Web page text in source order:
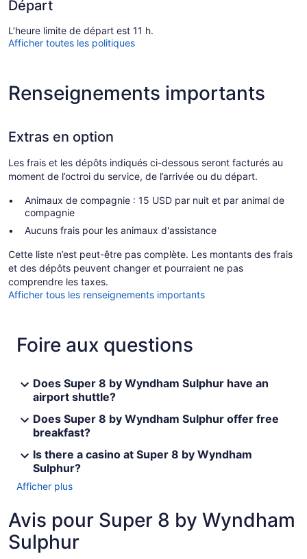
Départ
L’heure limite de départ est 11 h.
Afficher toutes les politiques
Renseignements importants
Extras en option
Les frais et les dépôts indiqués ci-dessous seront facturés au
moment de l’octroi du service, de l’arrivée ou du départ.
Animaux de compagnie : 15 USD par nuit et par animal de
compagnie
Aucuns frais pour les animaux d'assistance
Cette liste n’est peut-être pas complète. Les montants des frais
et des dépôts peuvent changer et pourraient ne pas
comprendre les taxes.
Afficher tous les renseignements importants
Foire aux questions
Does Super 8 by Wyndham Sulphur have an
airport shuttle?
Does Super 8 by Wyndham Sulphur offer free
breakfast?
Is there a casino at Super 8 by Wyndham
Sulphur?
Afficher plus
Avis pour Super 8 by Wyndham
Sulphur